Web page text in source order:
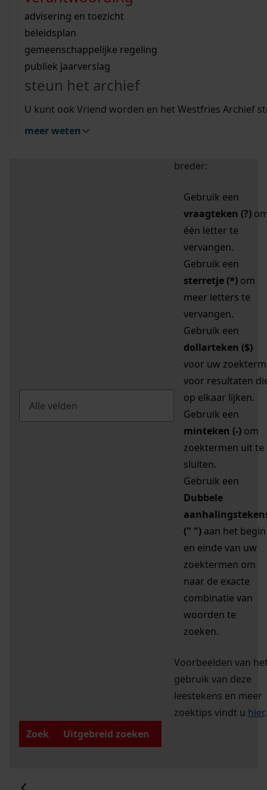
bouwvergunningen
omgevingsvergunningen
vergunningen
beeld en geluid
uitleg nodig?
Wij helpen u op weg met een aantal zoektips.
bekijk alle zoektips
Wij helpen u op weg met een aantal zoektips.
bekijk alle zoektips
bekijk ons geschiedenislokaal
advisering en toezicht
beleidsplan
gemeenschappelijke regeling
publiek jaarverslag
steun het archief
U kunt ook Vriend worden en het Westfries Archief
meer weten
zoektips
Mijn Studiezaal (inloggen)
uw zoekopdracht te
breder:
Gebruik een
vraagteken (?)
één letter te
vervangen.
Gebruik een
sterretje (*) om
meer letters te
vervangen.
Gebruik een
dollarteken ($)
voor uw zoekterm
voor resultaten
op elkaar lijken.
Gebruik een
minteken (-) om
zoektermen uit te
sluiten.
Gebruik een
Dubbele
(" ") aan het begin
en einde van uw
zoektermen om
naar de exacte
combinatie van
woorden te
zoeken.
Voorbeelden van
gebruik van deze
leestekens en meer
zoektips vindt u hier.
Zoek
Uitgebreid zoeken